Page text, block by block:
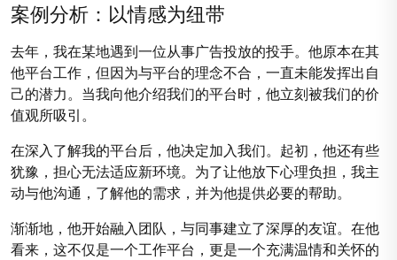
案例分析：以情感为纽带
去年，我在某地遇到一位从事广告投放的投手。他原本在其
他平台工作，但因为与平台的理念不合，一直未能发挥出自
己的潜力。当我向他介绍我们的平台时，他立刻被我们的价
值观所吸引。
在深入了解我的平台后，他决定加入我们。起初，他还有些
犹豫，担心无法适应新环境。为了让他放下心理负担，我主
动与他沟通，了解他的需求，并为他提供必要的帮助。
渐渐地，他开始融入团队，与同事建立了深厚的友谊。在他
看来，这不仅是一个工作平台，更是一个充满温情和关怀的